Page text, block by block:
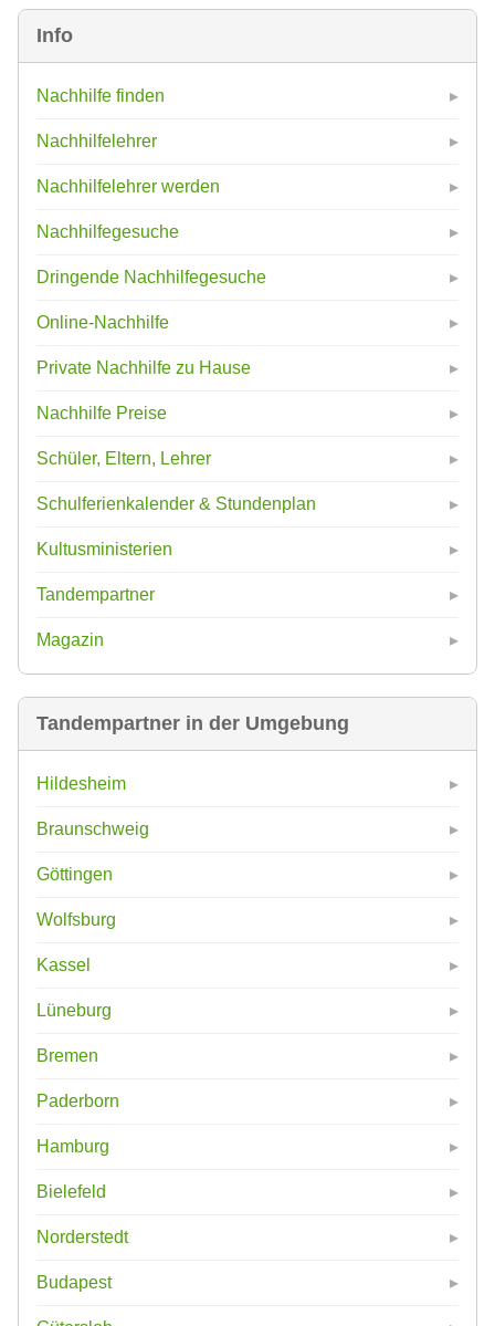
Info
Nachhilfe finden
Nachhilfelehrer
Nachhilfelehrer werden
Nachhilfegesuche
Dringende Nachhilfegesuche
Online-Nachhilfe
Private Nachhilfe zu Hause
Nachhilfe Preise
Schüler, Eltern, Lehrer
Schulferienkalender & Stundenplan
Kultusministerien
Tandempartner
Magazin
Tandempartner in der Umgebung
Hildesheim
Braunschweig
Göttingen
Wolfsburg
Kassel
Lüneburg
Bremen
Paderborn
Hamburg
Bielefeld
Norderstedt
Budapest